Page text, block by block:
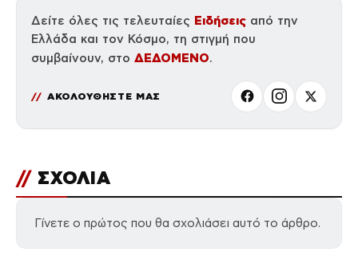
Δείτε όλες τις τελευταίες Ειδήσεις από την
Ελλάδα και τον Κόσμο, τη στιγμή που
συμβαίνουν, στο ΔΕΔΟΜΕΝΟ.
ΑΚΟΛΟΥΘΗΣΤΕ ΜΑΣ
// ΣΧΟΛΙΑ
Γίνετε ο πρώτος που θα σχολιάσει αυτό το άρθρο.